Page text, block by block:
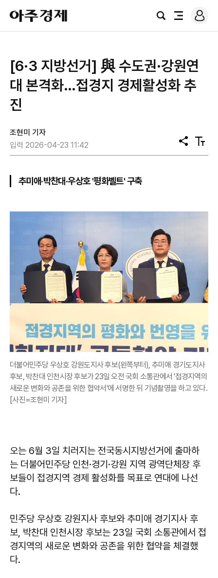
아
주
경
검
전
로
그
[6·3 지방선거] 與 수도권·강원연
대 본격화…접경지 경제활성화 추
진
조현미 기자
입력 2026-04-23 11:42
공
유
텍
스
추미애·박찬대·우상호 '평화벨트' 구축
더불어민주당 우상호 강원도지사 후보(왼쪽부터), 추미애 경기도지사
후보, 박찬대 인천시장 후보가 23일 오전 국회 소통관에서 '접경지역의
새로운 변화와 공존을 위한 협약서'에 서명한 뒤 기념촬영을 하고 있다.
[사진=조현미 기자]
오는 6월 3일 치러지는 전국동시지방선거에 출마하
는 더불어민주당 인천·경기·강원 지역 광역단체장 후
보들이 접경지역 경제 활성화를 목표로 연대에 나선
다.
민주당 우상호 강원지사 후보와 추미애 경기지사 후
보, 박찬대 인천시장 후보는 23일 국회 소통관에서 접
경지역의 새로운 변화와 공존을 위한 협약을 체결했
다.